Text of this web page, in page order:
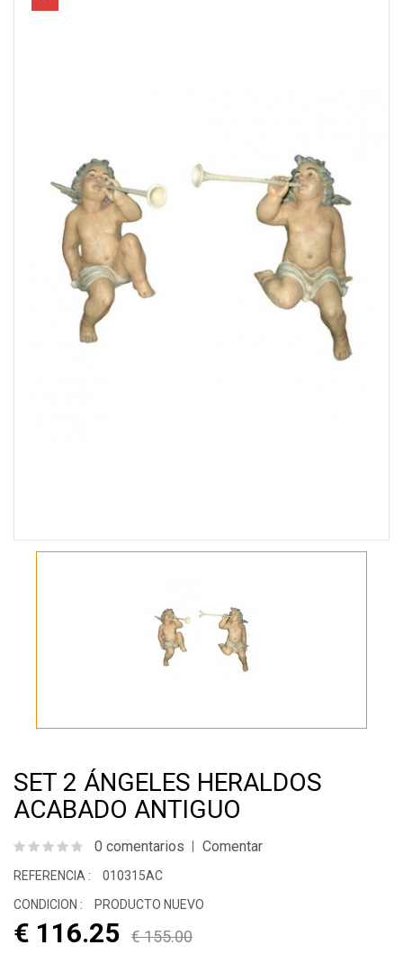
SET 2 ÁNGELES HERALDOS
ACABADO ANTIGUO
0 comentarios Comentar
REFERENCIA :
010315AC
CONDICION :
PRODUCTO NUEVO
€ 116.25 € 155.00